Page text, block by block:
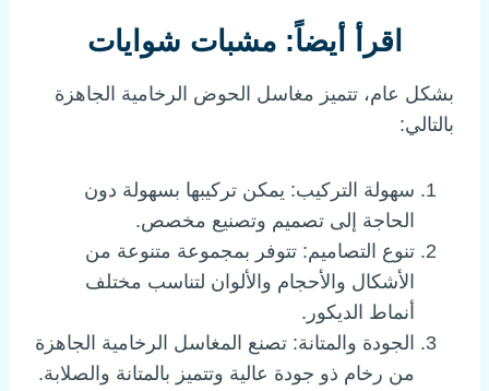
اقرأ أيضاً:مشبات شوايات
بشكل عام، تتميز مغاسل الحوض الرخامية الجاهزة
بالتالي:
سهولة التركيب: يمكن تركيبها بسهولة دون
الحاجة إلى تصميم وتصنيع مخصص.
تنوع التصاميم: تتوفر بمجموعة متنوعة من
الأشكال والأحجام والألوان لتناسب مختلف
أنماط الديكور.
الجودة والمتانة: تصنع المغاسل الرخامية الجاهزة
من رخام ذو جودة عالية وتتميز بالمتانة والصلابة.